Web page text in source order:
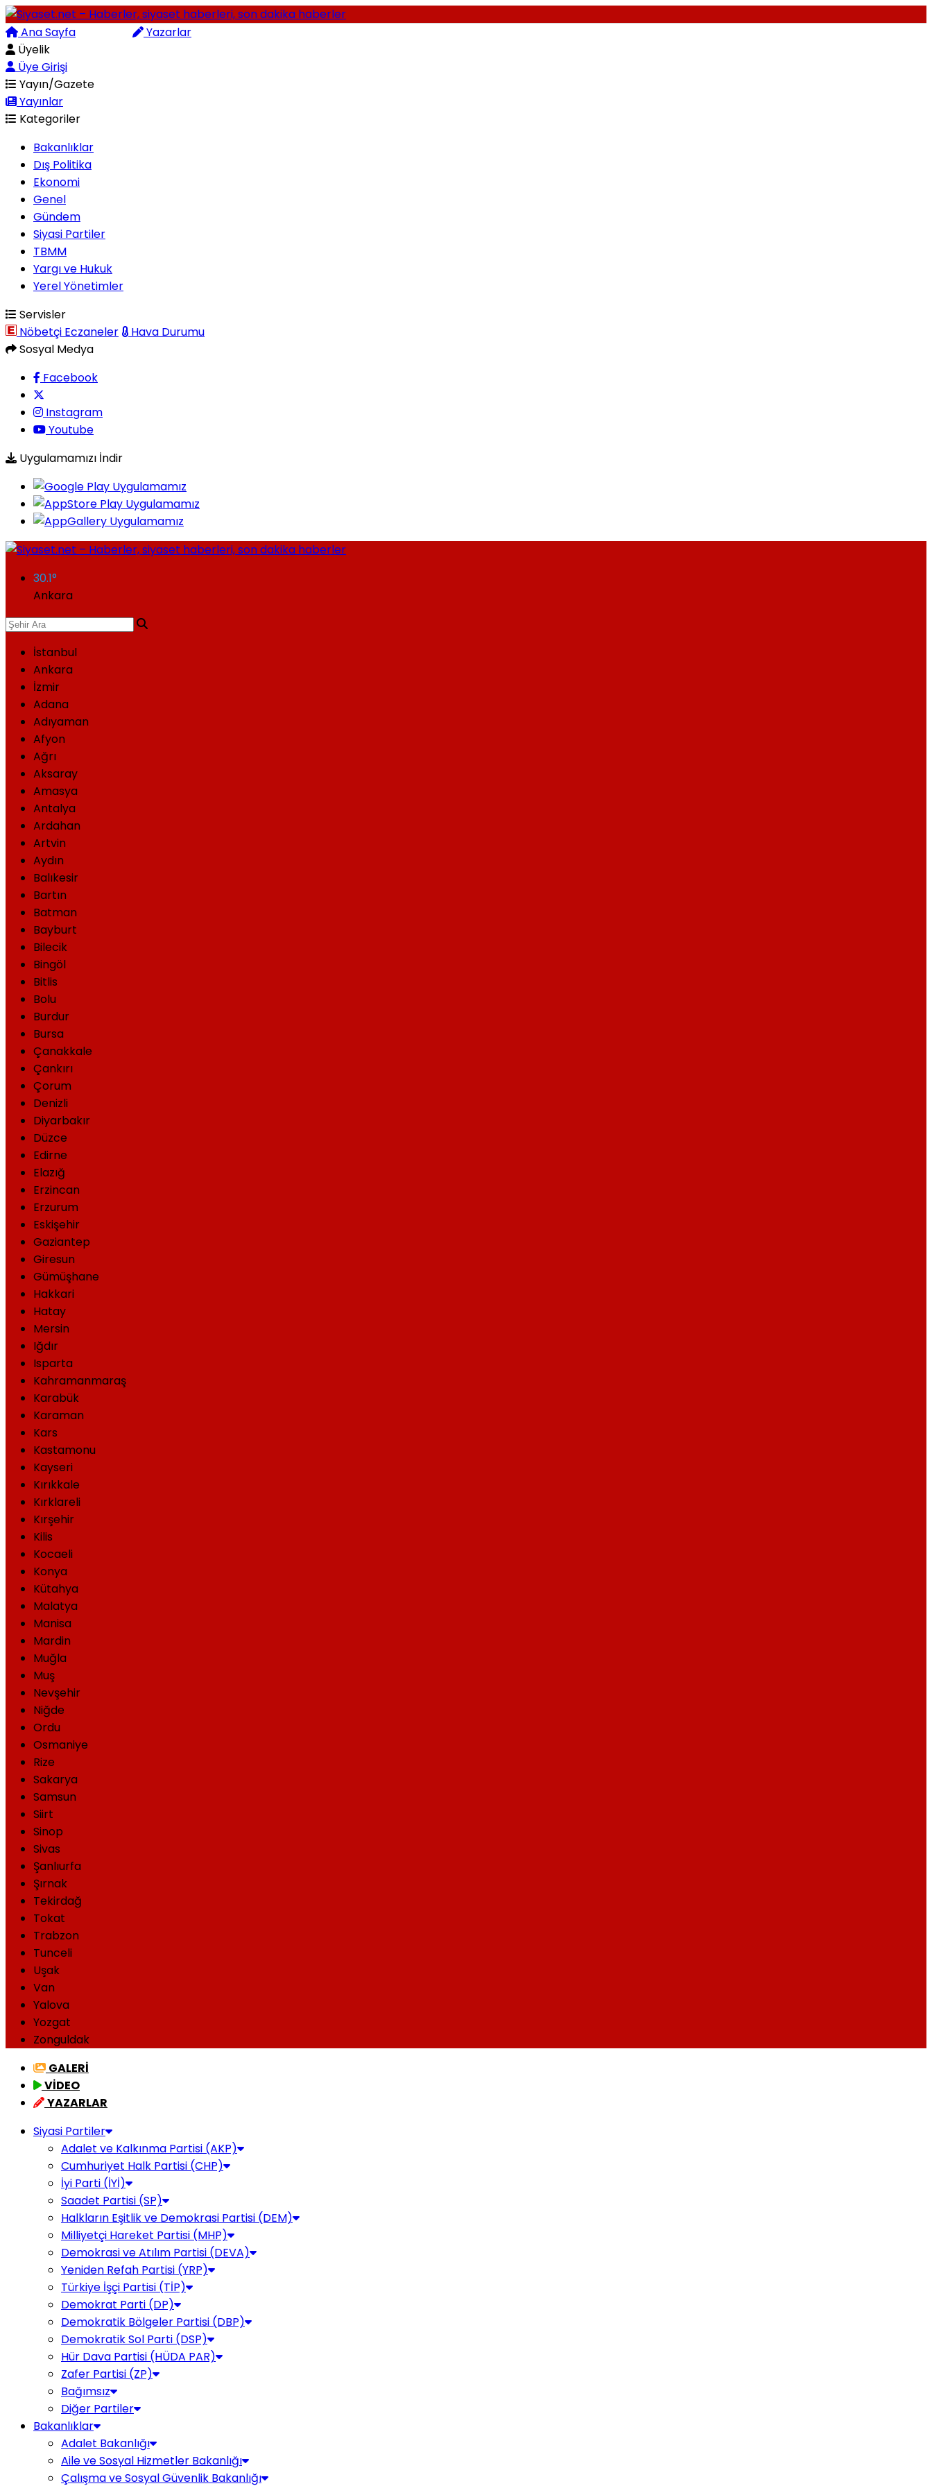
Ana Sayfa
Yazarlar
Üyelik
Üye Girişi
Yayın/Gazete
Yayınlar
Kategoriler
Bakanlıklar
Dış Politika
Ekonomi
Genel
Gündem
Siyasi Partiler
TBMM
Yargı ve Hukuk
Yerel Yönetimler
Servisler
Nöbetçi Eczaneler
Hava Durumu
Sosyal Medya
Facebook
Instagram
Youtube
Uygulamamızı İndir
30.1°
Ankara
İstanbul
Ankara
İzmir
Adana
Adıyaman
Afyon
Ağrı
Aksaray
Amasya
Antalya
Ardahan
Artvin
Aydın
Balıkesir
Bartın
Batman
Bayburt
Bilecik
Bingöl
Bitlis
Bolu
Burdur
Bursa
Çanakkale
Çankırı
Çorum
Denizli
Diyarbakır
Düzce
Edirne
Elazığ
Erzincan
Erzurum
Eskişehir
Gaziantep
Giresun
Gümüşhane
Hakkari
Hatay
Mersin
Iğdır
Isparta
Kahramanmaraş
Karabük
Karaman
Kars
Kastamonu
Kayseri
Kırıkkale
Kırklareli
Kırşehir
Kilis
Kocaeli
Konya
Kütahya
Malatya
Manisa
Mardin
Muğla
Muş
Nevşehir
Niğde
Ordu
Osmaniye
Rize
Sakarya
Samsun
Siirt
Sinop
Sivas
Şanlıurfa
Şırnak
Tekirdağ
Tokat
Trabzon
Tunceli
Uşak
Van
Yalova
Yozgat
Zonguldak
GALERİ
VİDEO
YAZARLAR
Siyasi Partiler
Adalet ve Kalkınma Partisi (AKP)
Cumhuriyet Halk Partisi (CHP)
İyi Parti (İYİ)
Saadet Partisi (SP)
Halkların Eşitlik ve Demokrasi Partisi (DEM)
Milliyetçi Hareket Partisi (MHP)
Demokrasi ve Atılım Partisi (DEVA)
Yeniden Refah Partisi (YRP)
Türkiye İşçi Partisi (TİP)
Demokrat Parti (DP)
Demokratik Bölgeler Partisi (DBP)
Demokratik Sol Parti (DSP)
Hür Dava Partisi (HÜDA PAR)
Zafer Partisi (ZP)
Bağımsız
Diğer Partiler
Bakanlıklar
Adalet Bakanlığı
Aile ve Sosyal Hizmetler Bakanlığı
Çalışma ve Sosyal Güvenlik Bakanlığı